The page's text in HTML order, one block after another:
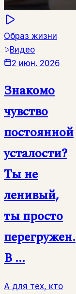
Образ жизни
Видео
2 июн. 2026
Знакомо
чувство
постоянной
усталости?
Ты не
ленивый,
ты просто
перегружен.
В ...
А для тех, кто